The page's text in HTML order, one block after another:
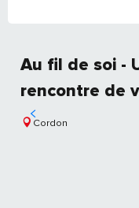
Au fil de soi -
rencontre de
Cordon